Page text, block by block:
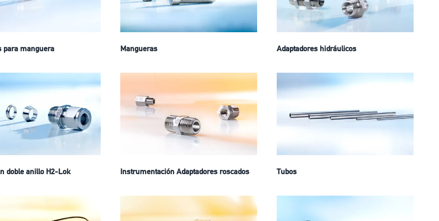
para manguera Mangueras Adaptadores hidráulicos
doble anillo H2-Lok Instrumentación Adaptadores roscados Tubos